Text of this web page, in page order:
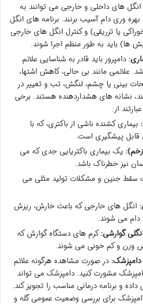
انگل های داخلی و خارجی می توانند به
وری دام آسیب بزنند. برنامه های انگل
یا تزریقی) و کنترل انگل های خارجی
ها) باید به طور منظم اجرا شوند.
دامپرور باید قادر به شناسایی علائم
علائمی مانند بی حالی، کاهش اشتها،
بینی یا چشم، لنگش، تب و تغییر در
نشانه های هشداردهنده هستند. برخی
از:
بیماری کشنده ناشی از باکتری، که با
قابل پیشگیری است.
یک بیماری باکتریایی جدی که می
نیز خطرناک باشد.
سقط جنین و مشکلات تولید مثلی می
انگل های خارجی که باعث خارش، ریزش
می شوند.
گوارشی:کرم های دستگاه گوارش که
وزن و کم خونی می شوند.
در صورت مشاهده هرگونه علائم
مشورت کنید. دامپزشک می تواند
و برنامه درمانی مناسب را تجویز کند.
برای بررسی وضعیت عمومی گله و